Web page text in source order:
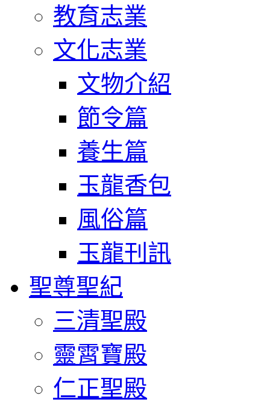
教育志業
文化志業
文物介紹
節令篇
養生篇
玉龍香包
風俗篇
玉龍刊訊
聖尊聖紀
三清聖殿
靈霄寶殿
仁正聖殿